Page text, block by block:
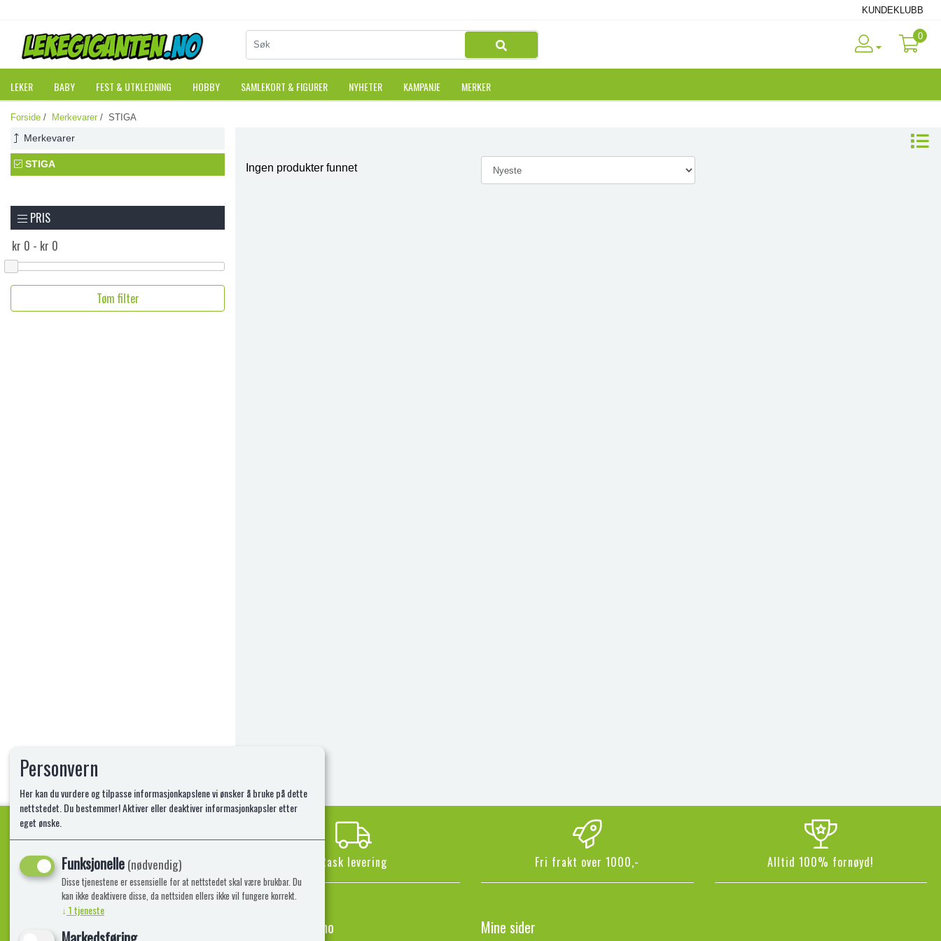
KUNDEKLUBB
0
LEKER BABY FEST & UTKLEDNING HOBBY SAMLEKORT & FIGURER NYHETER KAMPANJE MERKER
Forside / Merkevarer / STIGA
Merkevarer
STIGA
PRIS
Tøm filter
Ingen produkter funnet
Kvalitetsprodukter! Rask levering Fri frakt over 1000,- Alltid 100% fornøyd!
Informasjon Lekegiganten.no Mine sider
Personvern
Her kan du vurdere og tilpasse informasjonkapslene vi ønsker å bruke på dette
nettstedet. Du bestemmer! Aktiver eller deaktiver informasjonkapsler etter
eget ønske.
Funksjonelle(nødvendig)
Disse tjenestene er essensielle for at nettstedet skal være brukbar. Du
kan ikke deaktivere disse, da nettsiden ellers ikke vil fungere korrekt.
↓ 1tjeneste